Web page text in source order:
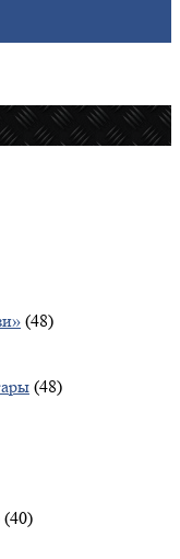
(48)
(48)
(40)